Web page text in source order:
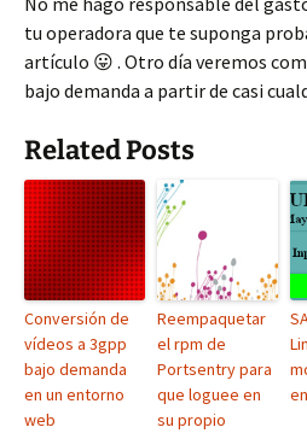
tu operadora que te suponga
artículo 😛 . Otro día veremos
bajo demanda a partir de casi
Related Posts
Conversión de
vídeos a 3gpp
bajo demanda
en un entorno
web
Reempaquetar
el rpm de
Portsentry para
que loguee en
su propio